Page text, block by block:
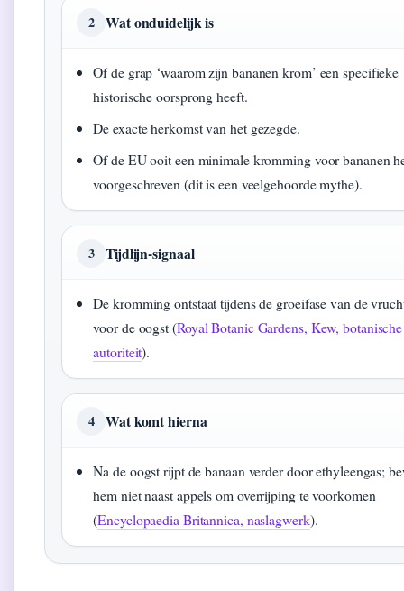
2 Wat onduidelijk is
Of de grap ‘waarom zijn bananen krom’ een specifieke
historische oorsprong heeft.
De exacte herkomst van het gezegde.
Of de EU ooit een minimale kromming voor bananen
voorgeschreven (dit is een veelgehoorde mythe).
3 Tijdlijn-signaal
De kromming ontstaat tijdens de groeifase van de
voor de oogst (Royal Botanic Gardens, Kew, botanische
autoriteit).
4 Wat komt hierna
Na de oogst rijpt de banaan verder door ethyleengas;
hem niet naast appels om overrijping te voorkomen
(Encyclopaedia Britannica, naslagwerk).